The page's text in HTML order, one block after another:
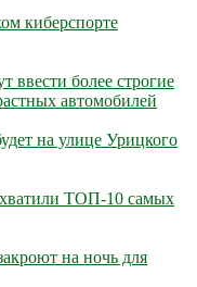
киберспорте
ввести более строгие
автомобилей
на улице Урицкого
ТОП-10 самых
на ночь для